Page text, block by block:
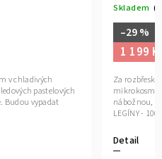
v chladivých
pastelových
Budou vypadat
Skladem
–29 %
1 199
Detail
Za
nábožnou,
LEGÍNY -